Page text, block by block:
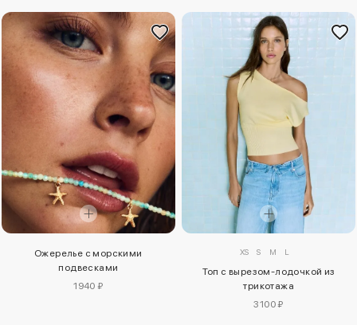
Ожерелье с морскими
подвесками
1940 ₽
XS S M L
Топ с вырезом-лодочкой из
трикотажа
3100 ₽